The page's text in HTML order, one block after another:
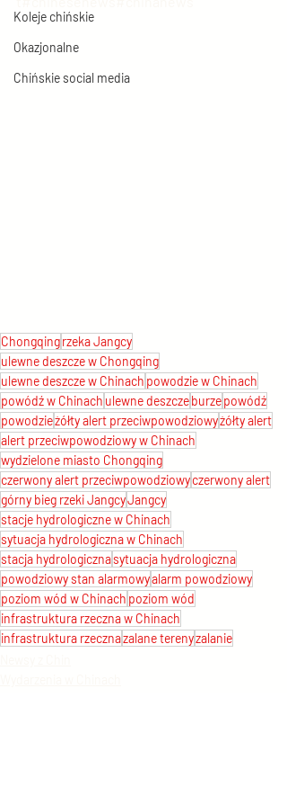
Koleje chińskie
Okazjonalne
Chińskie social media
Chongqingrzeka Jangcy
ulewne deszcze w Chongqing
ulewne deszcze w Chinach powodzie w Chinach
powódź w Chinach ulewne deszczeburzepowódź
powodzieżółty alert przeciwpowodziowyżółty alert
alert przeciwpowodziowy w Chinach
wydzielone miasto Chongqing
czerwony alert przeciwpowodziowyczerwony alert
górny bieg rzeki JangcyJangcy
stacje hydrologiczne w Chinach
sytuacja hydrologiczna w Chinach
stacja hydrologicznasytuacja hydrologiczna
powodziowy stan alarmowyalarm powodziowy
poziom wód w Chinach poziom wód
infrastruktura rzeczna w Chinach
infrastruktura rzecznazalane terenyzalanie